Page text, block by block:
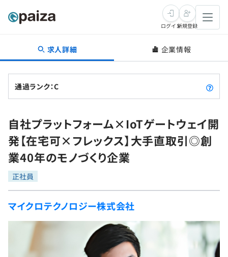
転職・キャリア
転職成功ガイド
転職エージェント
インタビュー
転職成功ガイド
新卒就活
求人検索
本選考
インターン
新卒エージェント
イベント・セミナー
学習
問題集
4択課題
ナレッジ
リファレンス
プログラミング言語
評価結果一覧
再チャレンジ結果一覧
ゲーム・マンガ
Tech Team Journal
paiza times
paizaとは？
ログイン新規登録
求人詳細 企業情報
通過ランク：C
自社プラットフォーム×IoTゲートウェイ開
発【在宅可×フレックス】大手直取引◎創
業40年のモノづくり企業
正社員
マイクロテクノロジー株式会社